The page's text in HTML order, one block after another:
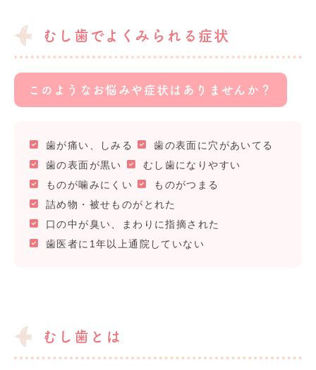
むし歯でよくみられる症状
このようなお悩みや症状はありませんか？
歯が痛い、しみる
歯の表面に穴があいてる
歯の表面が黒い
むし歯になりやすい
ものが噛みにくい
ものがつまる
詰め物・被せものがとれた
口の中が臭い、まわりに指摘された
歯医者に1年以上通院していない
むし歯とは